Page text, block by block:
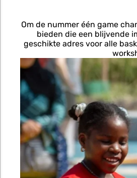
Om de nummer één game
bieden die een blijvende
geschikte adres voor alle